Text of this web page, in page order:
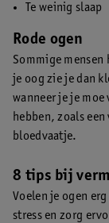
Te weinig slaap
Rode ogen
Sommige mensen
je oog zie je dan
wanneer je je moe
hebben, zoals
bloedvaatje.
8 tips bij
Voelen je ogen
stress en zorg